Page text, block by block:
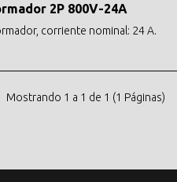
2P 800V-24A
corriente nominal: 24 A.
Mostrando 1 a 1 de 1 (1 Páginas)